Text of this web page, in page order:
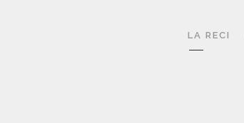
LA RECI